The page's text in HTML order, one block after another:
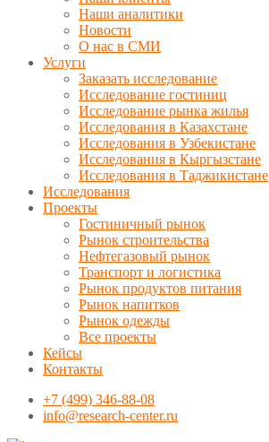
Наши аналитики
Новости
О нас в СМИ
Услуги
Заказать исследование
Исследование гостиниц
Исследование рынка жилья
Исследования в Казахстане
Исследования в Узбекистане
Исследования в Кыргызстане
Исследования в Таджикистане
Исследования
Проекты
Гостиничный рынок
Рынок строительства
Нефтегазовый рынок
Транспорт и логистика
Рынок продуктов питания
Рынок напитков
Рынок одежды
Все проекты
Кейсы
Контакты
+7 (499) 346-88-08
info@research-center.ru